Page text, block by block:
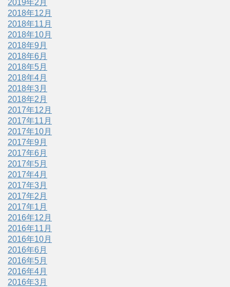
2019年2月
2018年12月
2018年11月
2018年10月
2018年9月
2018年6月
2018年5月
2018年4月
2018年3月
2018年2月
2017年12月
2017年11月
2017年10月
2017年9月
2017年6月
2017年5月
2017年4月
2017年3月
2017年2月
2017年1月
2016年12月
2016年11月
2016年10月
2016年6月
2016年5月
2016年4月
2016年3月